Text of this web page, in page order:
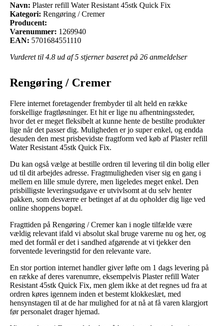
Navn: Plaster refill Water Resistant 45stk Quick Fix
Kategori: Rengøring / Cremer
Producent:
Varenummer: 1269940
EAN: 5701684551110
Vurderet til 4.8 ud af 5 stjerner baseret på 26 anmeldelser
Rengøring / Cremer
Flere internet foretagender frembyder til alt held en række
forskellige fragtløsninger. Et hit er lige nu afhentningssteder,
hvor det er meget fleksibelt at kunne hente de bestilte produkter
lige når det passer dig. Muligheden er jo super enkel, og endda
desuden den mest prisbevidste fragtform ved køb af Plaster refill
Water Resistant 45stk Quick Fix.
Du kan også vælge at bestille ordren til levering til din bolig eller
ud til dit arbejdes adresse. Fragtmuligheden viser sig en gang i
mellem en lille smule dyrere, men ligeledes meget enkel. Den
prisbilligste leveringsudgave er utvivlsomt at du selv henter
pakken, som desværre er betinget af at du opholder dig lige ved
online shoppens bopæl.
Fragttiden på Rengøring / Cremer kan i nogle tilfælde være
vældig relevant ifald vi absolut skal bruge varerne nu og her, og
med det formål er det i sandhed afgørende at vi tjekker den
forventede leveringstid for den relevante vare.
En stor portion internet handler giver løfte om 1 dags levering på
en række af deres varenumre, eksempelvis Plaster refill Water
Resistant 45stk Quick Fix, men glem ikke at det regnes ud fra at
ordren køres igennem inden et bestemt klokkeslæt, med
hensynstagen til at de har mulighed for at nå at få varen klargjort
før personalet drager hjemad.